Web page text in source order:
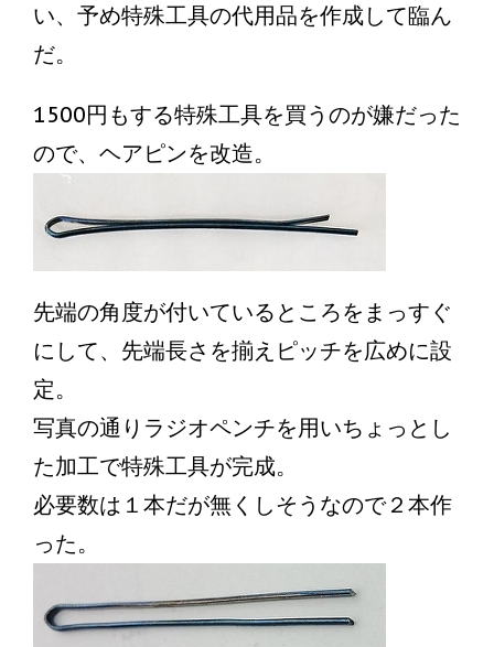
い、予め特殊工具の代用品を作成して臨ん
だ。
1500円もする特殊工具を買うのが嫌だった
ので、ヘアピンを改造。
先端の角度が付いているところをまっすぐ
にして、先端長さを揃えピッチを広めに設
定。
写真の通りラジオペンチを用いちょっとし
た加工で特殊工具が完成。
必要数は１本だが無くしそうなので２本作
った。